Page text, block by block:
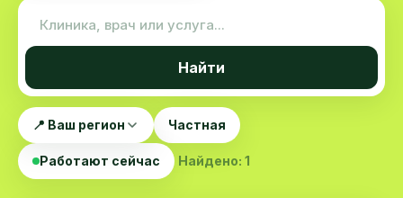
Найти
📍 Ваш регион Частная
Работают сейчас Найдено: 1